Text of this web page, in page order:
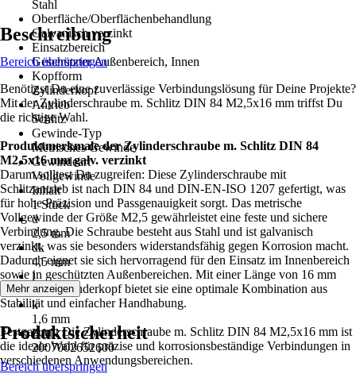
Stahl
Oberfläche/Oberflächenbehandlung
Galvanisch verzinkt
Einsatzbereich
Geschützter Außenbereich, Innen
Kopfform
Zylinderkopf
Antrieb
Schlitz
Gewinde-Typ
Metrisches Gewinde
Gewindeart
Vollgewinde
Inhalt
1 Stück
d
2,5 mm
dk
4,5 mm
l
16 mm
k
1,6 mm
EAN
2007002652600
Beschreibung
Bereich überspringen
Benötigst Du eine zuverlässige Verbindungslösung für Deine Projekte?
Mit der Zylinderschraube m. Schlitz DIN 84 M2,5x16 mm triffst Du
die richtige Wahl.
Produktmerkmale der Zylinderschraube m. Schlitz DIN 84
M2,5x16 mm galv. verzinkt
Darum solltest Du zugreifen: Diese Zylinderschraube mit
Schlitzantrieb ist nach DIN 84 und DIN-EN-ISO 1207 gefertigt, was
für hohe Präzision und Passgenauigkeit sorgt. Das metrische
Vollgewinde der Größe M2,5 gewährleistet eine feste und sichere
Verbindung. Die Schraube besteht aus Stahl und ist galvanisch
verzinkt, was sie besonders widerstandsfähig gegen Korrosion macht.
Dadurch eignet sie sich hervorragend für den Einsatz im Innenbereich
sowie in geschützten Außenbereichen. Mit einer Länge von 16 mm
und einem Zylinderkopf bietet sie eine optimale Kombination aus
Stabilität und einfacher Handhabung.
Festgezurrt: Die Zylinderschraube m. Schlitz DIN 84 M2,5x16 mm ist
die ideale Wahl für präzise und korrosionsbeständige Verbindungen in
verschiedenen Anwendungsbereichen.
Mehr anzeigen
Produktsicherheit
Bereich überspringen